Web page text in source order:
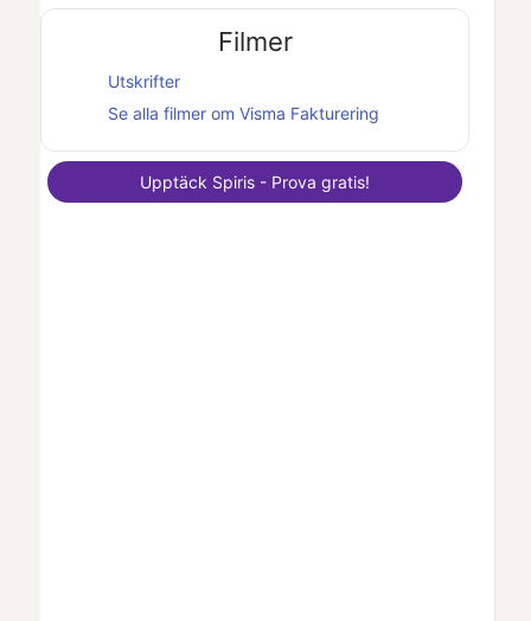
Filmer
Utskrifter
Se alla filmer om Visma Fakturering
Upptäck Spiris - Prova gratis!